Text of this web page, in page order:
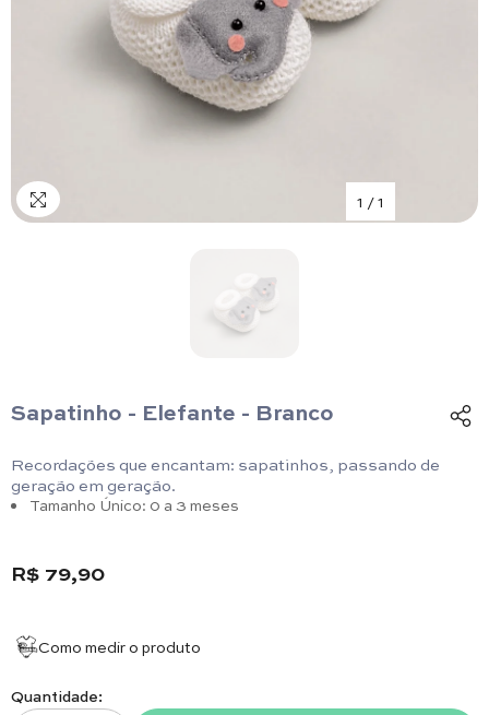
1 /1
Sapatinho - Elefante - Branco
Recordações que encantam: sapatinhos, passando de
geração em geração.
Tamanho Único: 0 a 3 meses
R$ 79,90
Como medir o produto
Quantidade: